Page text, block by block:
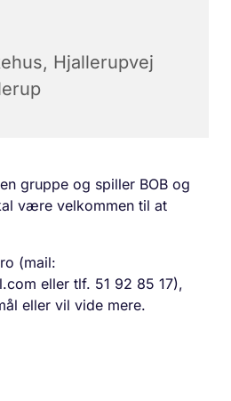
Hjallerupvej
gruppe og spiller BOB og
være velkommen til at
(mail:
eller tlf. 51 92 85 17),
eller vil vide mere.